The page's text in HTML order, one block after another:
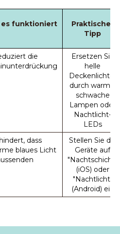
es funktioniert
Praktischer
Tipp
die
Ersetzen Sie
helle
Deckenlichter
durch warme,
schwache
Lampen oder
Nachtlicht-
LEDs
dass
blaues Licht
Stellen Sie die
Geräte auf
"Nachtschicht"
(iOS) oder
"Nachtlicht"
(Android) ein